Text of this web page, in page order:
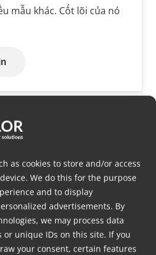
as cookies to store and/or access
We do this for the purpose
and to display
advertisements. By
we may process data
unique IDs on this site. If you
your consent, certain features
mẫu khác. Cốt lõi của nó
that a product is added
the main material. Often,
by dispersing additives
the processing machine,
dosing in the plastics